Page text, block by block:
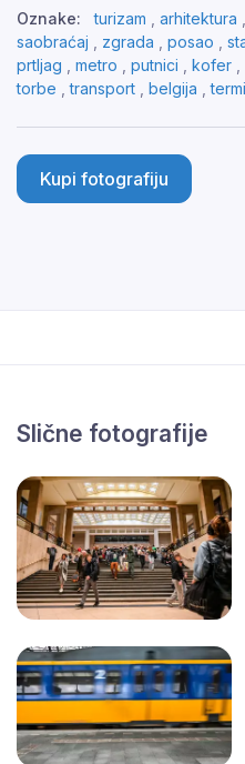
Oznake:
turizam arhitektura
saobraćaj
zgrada posao
prtljag
metro putnici kofer
torbe ,transport belgija ,
Kupi fotografiju
Slične fotografije